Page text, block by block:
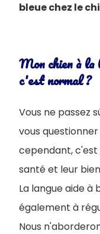
bleue chez le
Mon chien à la
c'est normal ?
Vous ne passez
vous
cependant, c'est
santé et leur
La langue aide à
également à
Nous